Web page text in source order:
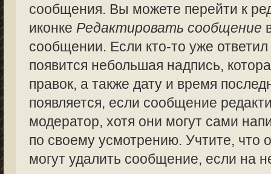
сообщения. Вы можете перейти к
иконке Редактировать сообщение
сообщении. Если кто-то уже
появится небольшая надпись,
правок, а также дату и время
появляется, если сообщение
модератор, хотя они могут сами
по своему усмотрению. Учтите, что
могут удалить сообщение, если на